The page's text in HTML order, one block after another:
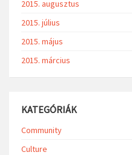
2015. augusztus
2015. július
2015. május
2015. március
KATEGÓRIÁK
Community
Culture